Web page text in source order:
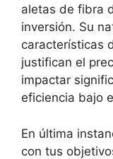
aletas de fibra
inversión. Su
características
justifican el
impactar
eficiencia bajo
En última
con tus